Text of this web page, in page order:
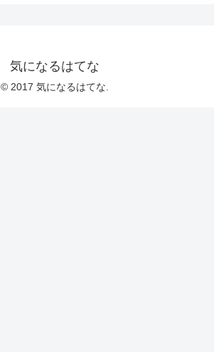
気になるはてな
© 2017 気になるはてな.